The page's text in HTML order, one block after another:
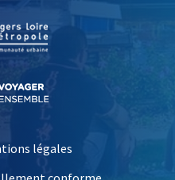
, Ouvre une nouvelle
légales